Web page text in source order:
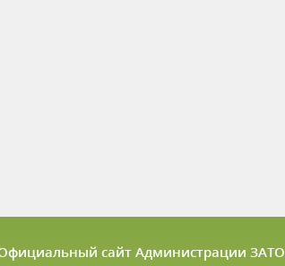
сайт Администрации ЗАТО